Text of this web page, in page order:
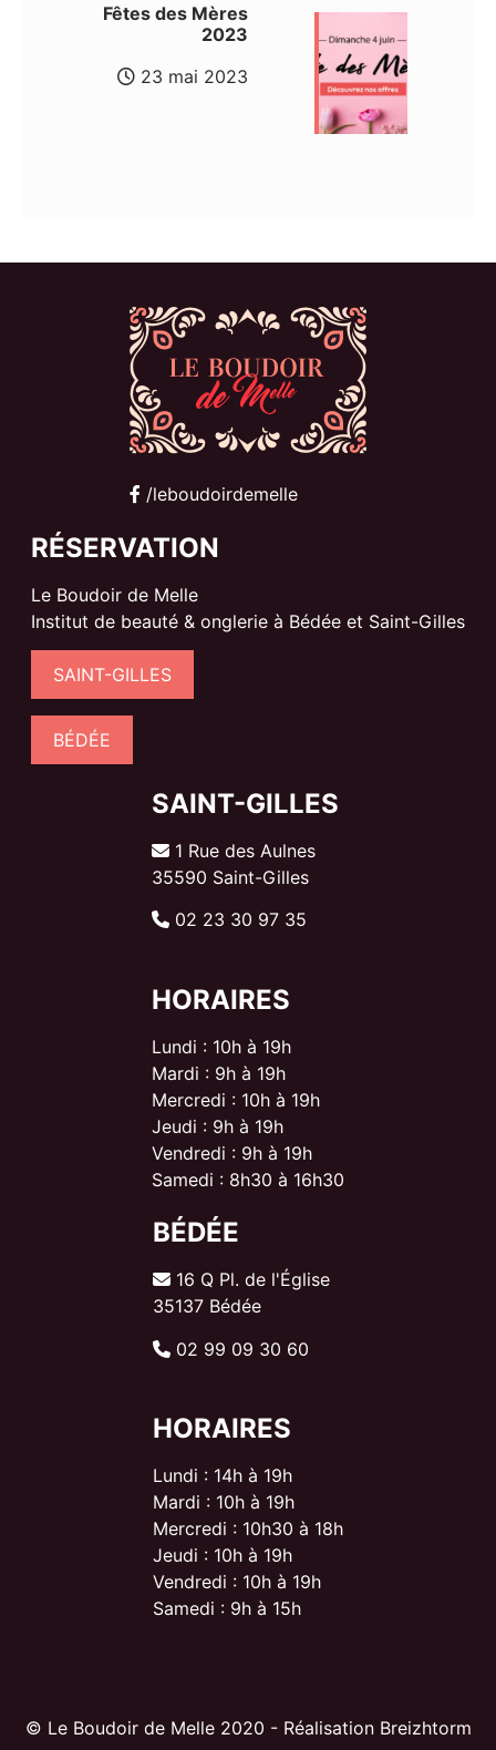
Fêtes des Mères
2023
23 mai 2023
/leboudoirdemelle
RÉSERVATION
Le Boudoir de Melle
Institut de beauté & onglerie à Bédée et Saint-Gilles
SAINT-GILLES
BÉDÉE
SAINT-GILLES
1 Rue des Aulnes
35590 Saint-Gilles
02 23 30 97 35
HORAIRES
Lundi : 10h à 19h
Mardi : 9h à 19h
Mercredi : 10h à 19h
Jeudi : 9h à 19h
Vendredi : 9h à 19h
Samedi : 8h30 à 16h30
BÉDÉE
16 Q Pl. de l'Église
35137 Bédée
02 99 09 30 60
HORAIRES
Lundi : 14h à 19h
Mardi : 10h à 19h
Mercredi : 10h30 à 18h
Jeudi : 10h à 19h
Vendredi : 10h à 19h
Samedi : 9h à 15h
© Le Boudoir de Melle 2020 - Réalisation Breizhtorm